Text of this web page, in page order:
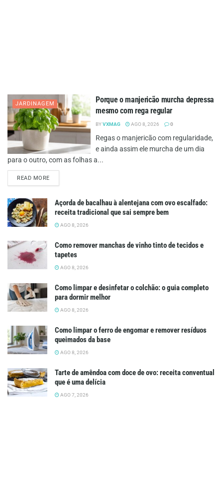
JARDINAGEM
Porque o manjericão murcha depressa
mesmo com rega regular
BYVXMAG AGO 8, 2026 0
Regas o manjericão com regularidade,
e ainda assim ele murcha de um dia
para o outro, com as folhas a...
READ MOREDETAILS
Açorda de bacalhau à alentejana com ovo escalfado:
receita tradicional que sai sempre bem
AGO 8, 2026
Como remover manchas de vinho tinto de tecidos e
tapetes
AGO 8, 2026
Como limpar e desinfetar o colchão: o guia completo
para dormir melhor
AGO 8, 2026
Como limpar o ferro de engomar e remover resíduos
queimados da base
AGO 8, 2026
Tarte de amêndoa com doce de ovo: receita conventual
que é uma delícia
AGO 7, 2026